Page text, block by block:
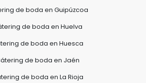
de boda en Guipúzcoa
de boda en Huelva
de boda en Huesca
de boda en Jaén
de boda en La Rioja